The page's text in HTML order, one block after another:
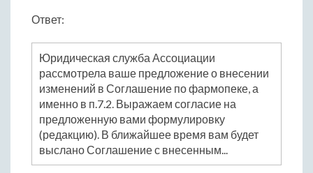
Ответ:
Юридическая служба Ассоциации
рассмотрела ваше предложение о внесении
изменений в Соглашение по фармопеке, а
именно в п.7.2. Выражаем согласие на
предложенную вами формулировку
(редакцию). В ближайшее время вам будет
выслано Соглашение с внесенным...